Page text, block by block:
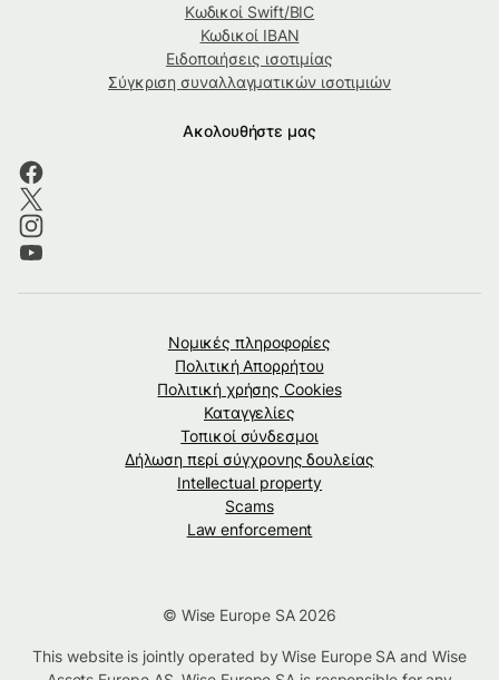
Κωδικοί Swift/BIC
Κωδικοί IBAN
Ειδοποιήσεις ισοτιμίας
Σύγκριση συναλλαγματικών ισοτιμιών
Ακολουθήστε μας
Νομικές πληροφορίες
Πολιτική Απορρήτου
Πολιτική χρήσης Cookies
Καταγγελίες
Τοπικοί σύνδεσμοι
Δήλωση περί σύγχρονης δουλείας
Intellectual property
Scams
Law enforcement
© Wise Europe SA 2026
This website is jointly operated by Wise Europe SA and Wise